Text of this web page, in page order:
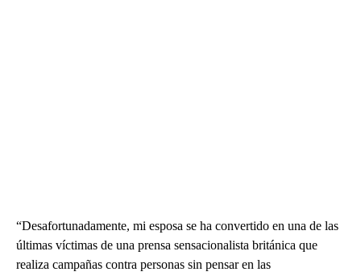
“Desafortunadamente, mi esposa se ha convertido en una de las
últimas víctimas de una prensa sensacionalista británica que
realiza campañas contra personas sin pensar en las